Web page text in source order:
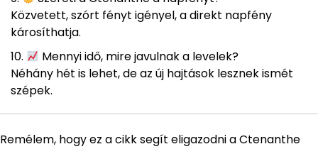
Közvetett, szórt fényt igényel, a direkt napfény
károsíthatja.
Mennyi idő, mire javulnak a levelek?
Néhány hét is lehet, de az új hajtások lesznek ismét
szépek.
Remélem, hogy ez a cikk segít eligazodni a Ctenanthe